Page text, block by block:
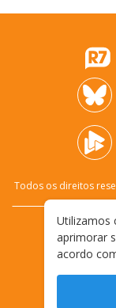
Todos os direitos
CARREIRA
Utilizamos
aprimorar
acordo